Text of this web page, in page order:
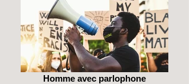
Homme avec parlophone